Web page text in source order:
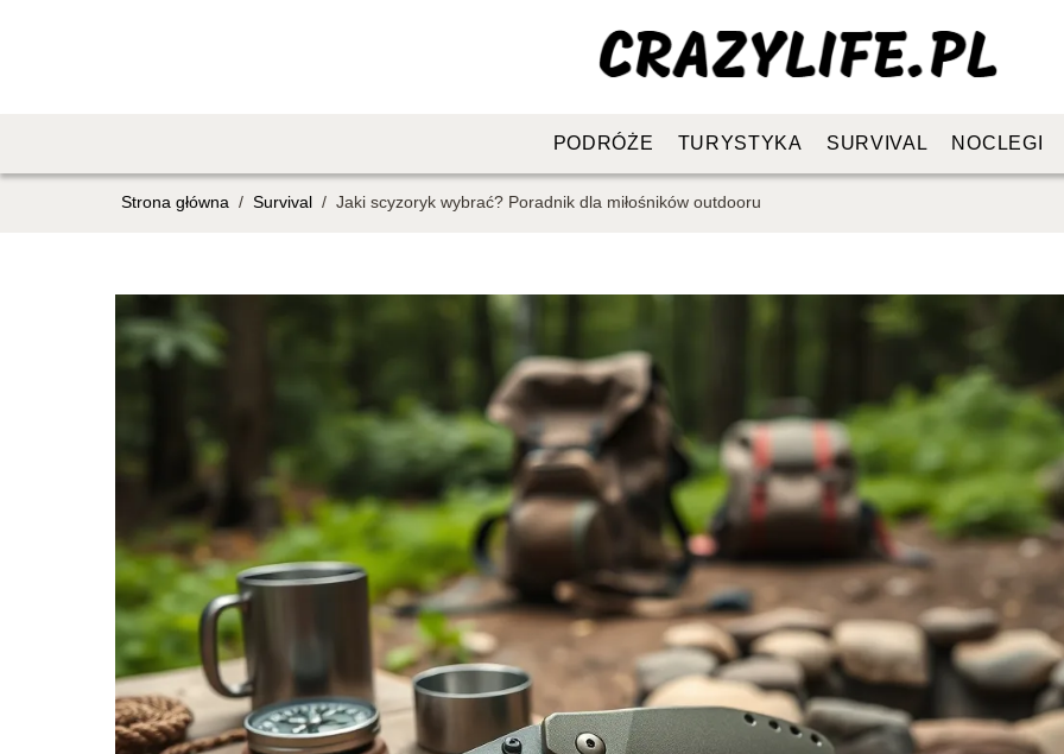
PODRÓŻE TURYSTYKA SURVIVAL NOCLEGI
Strona główna / Survival / Jaki scyzoryk wybrać? Poradnik dla miłośników outdooru